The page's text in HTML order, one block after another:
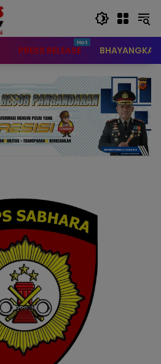
PRESS RELEASE BHAYANGKARI